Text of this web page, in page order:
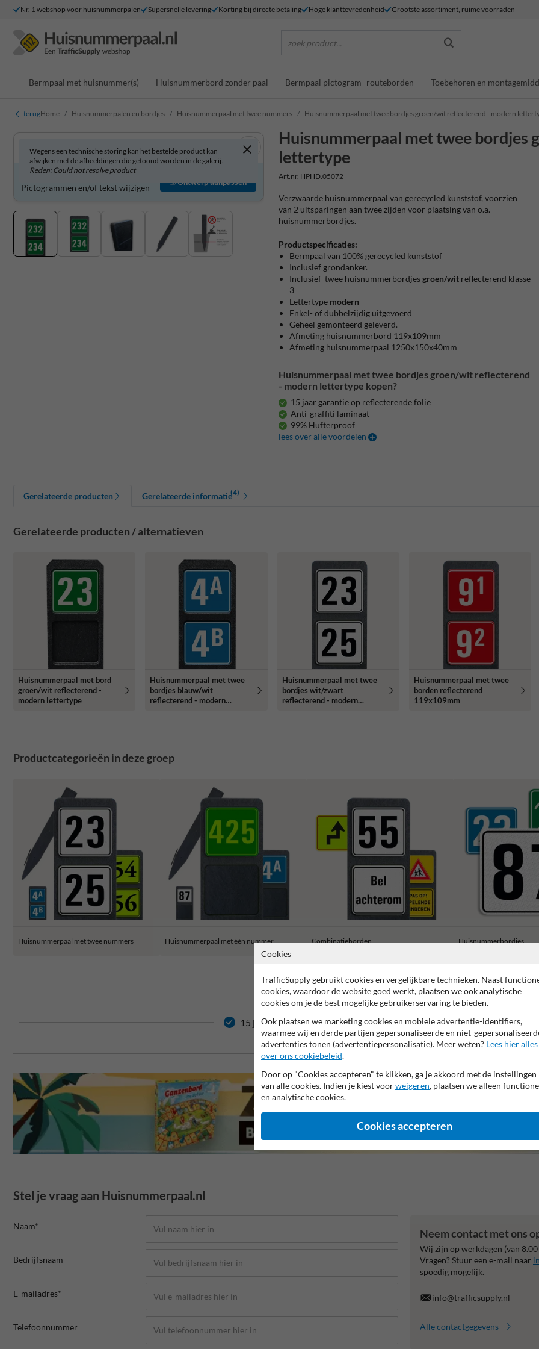
Nr. 1 webshop voor huisnummerpalen Supersnelle levering Korting bij directe betaling Hoge klanttevredenheid Grootste assortiment, ruime voorraden
zoek product...
Bermpaal met huisnummer(s) Huisnummerbord zonder paal Bermpaal pictogram- routeborden Toebehoren en
terugHome Huisnummerpalen en bordjes Huisnummerpaal met twee nummers Huisnummerpaal met twee bordjes groen/wit reflecterend - modern
Huisnummerpaal met twee
lettertype
Art.nr. HPHD.05072
Wegens een technische storing kan het bestelde product kan
afwijken met de afbeeldingen die getoond worden in de galerij.
Reden: Could not resolve product
Product zelf aanpassen?
Pictogrammen en/of tekst wijzigen
Ontwerp aanpassen
Verzwaarde huisnummerpaal van gerecycled kunststof, voorzien
van 2 uitsparingen aan twee zijden voor plaatsing van o.a.
huisnummerbordjes.
Productspecificaties:
Bermpaal van 100% gerecycled kunststof
Inclusief grondanker.
Inclusief twee huisnummerbordjesgroen/wit reflecterend klasse
3
Lettertype modern
Enkel- of dubbelzijdig uitgevoerd
Geheel gemonteerd geleverd.
Afmeting huisnummerbord 119x109mm
Afmeting huisnummerpaal 1250x150x40mm
Huisnummerpaal met twee bordjes groen/wit reflecterend
- modern lettertype kopen?
15 jaar garantie op reflecterende folie
Anti-graffiti laminaat
99% Hufterproof
lees over alle voordelen
Gerelateerde producten Gerelateerde informatie(4)
Gerelateerde producten / alternatieven
Huisnummerpaal met bord
groen/wit reflecterend -
modern lettertype
Huisnummerpaal met twee
bordjes blauw/wit
reflecterend - modern
Huisnummerpaal met twee
bordjes wit/zwart
reflecterend - modern
Huisnummerpaal met twee
borden reflecterend
119x109mm
Productcategorieën in deze groep
Huisnummerpaal met twee nummers Huisnummerpaal met één nummer Combinatieborden Huisnummerbordjes
15 jaar garantie op reflecterende folie Anti-graffiti laminaat 99%
Stel je vraag aan Huisnummerpaal.nl
Naam*
Bedrijfsnaam
E-mailadres*
Telefoonnummer
Neem contact met ons
Wij zijn op werkdagen (van
Vragen? Stuur een e-mail naar
spoedig mogelijk.
info@trafficsupply.nl
Alle contactgegevens
Cookies
TrafficSupply gebruikt cookies en vergelijkbare technieken. Naast
cookies, waardoor de website goed werkt, plaatsen we ook analytische
cookies om je de best mogelijke gebruikerservaring te bieden.
Ook plaatsen we marketing cookies en mobiele advertentie-identifiers,
waarmee wij en derde partijen gepersonaliseerde en niet-
advertenties tonen (advertentiepersonalisatie). Meer weten? Lees hier alles
over ons cookiebeleid.
Door op "Cookies accepteren" te klikken, ga je akkoord met de instellingen
van alle cookies. Indien je kiest voorweigeren, plaatsen we alleen
en analytische cookies.
Cookies accepteren